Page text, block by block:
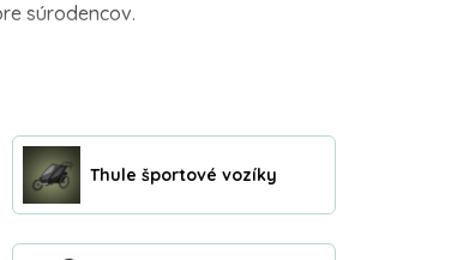
súrodencov.
Thule športové vozíky